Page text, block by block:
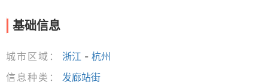
基础信息
城市区域： 浙江 - 杭州
信息种类：
发廊站街